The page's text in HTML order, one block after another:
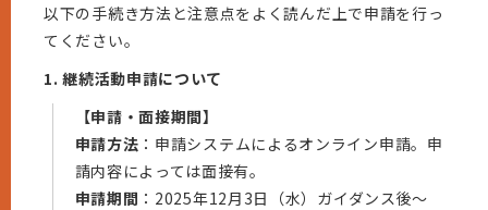
以下の手続き方法と注意点をよく読んだ上で申請を行っ
てください。
1. 継続活動申請について
【申請・面接期間】
申請方法 ：申請システムによるオンライン申請。申
請内容によっては面接有。
申請期間 ：2025年12月3日（水）ガイダンス後～